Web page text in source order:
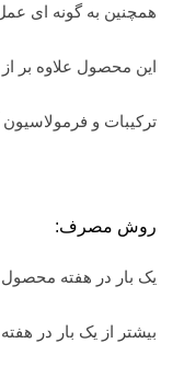
همچنین به گونه ای
این محصول علاوه بر
ترکیبات و
روش مصرف:
یک بار در هفته
بیشتر از یک بار در